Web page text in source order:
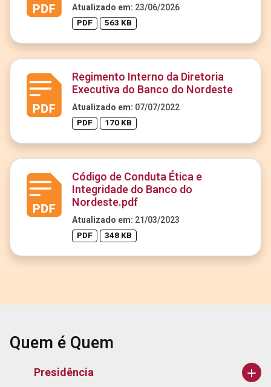
Atualizado em: 23/06/2026
PDF 563 KB
Regimento Interno da Diretoria
Executiva do Banco do Nordeste
Atualizado em: 07/07/2022
PDF 170 KB
Código de Conduta Ética e
Integridade do Banco do
Nordeste.pdf
Atualizado em: 21/03/2023
PDF 348 KB
Quem é Quem
Presidência